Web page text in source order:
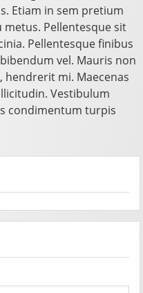
Etiam in sem pretium
metus. Pellentesque sit
Pellentesque finibus
vel. Mauris non
hendrerit mi. Maecenas
Vestibulum
condimentum turpis